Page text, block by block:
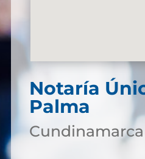
Notaría
Palma
Cundinamarca